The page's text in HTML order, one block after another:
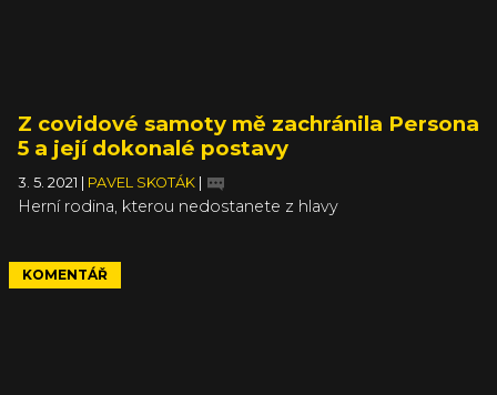
Z covidové samoty mě zachránila Persona
5 a její dokonalé postavy
3. 5. 2021 PAVEL SKOTÁK
Herní rodina, kterou nedostanete z hlavy
KOMENTÁŘ